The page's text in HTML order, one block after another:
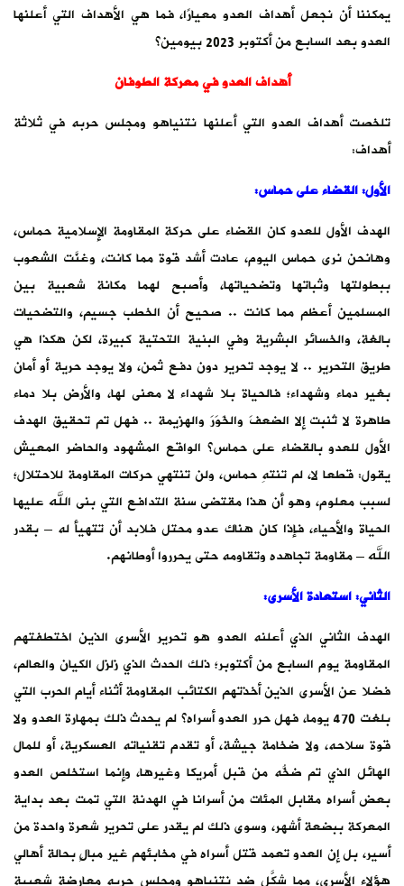
يمكننا أن نجعل أهداف العدو معيارًا، فما هي الأهداف التي أعلنها
العدو بعد السابع من أكتوبر 2023 بيومين؟
أهداف العدو في معركة الطوفان
تلخصت أهداف العدو التي أعلنها نتنياهو ومجلس حربه في ثلاثة
أهداف:
الأول: القضاء على حماس:
الهدف الأول للعدو كان القضاء على حركة المقاومة الإسلامية حماس،
وهانحن نرى حماس اليوم، عادت أشد قوة مما كانت، وغنَّت الشعوب
ببطولتها وثباتها وتضحياتها، وأصبح لهما مكانة شعبية بين
المسلمين أعظم مما كانت .. صحيح أن الخطب جسيم، والتضحيات
بالغة، والخسائر البشرية وفي البنية التحتية كبيرة، لكن هكذا هي
طريق التحرير .. لا يوجد تحرير دون دفع ثمن، ولا يوجد حرية أو أمان
بغير دماء وشهداء؛ فالحياة بلا شهداء لا معنى لها، والأرض بلا دماء
طاهرة لا تُنبت إلا الضعفَ والخَوَرَ والهزيمة .. فهل تم تحقيق الهدف
الأول للعدو بالقضاء على حماس؟ الواقع المشهود والحاضر المعيش
يقول: قطعا لا، لم تنتهِ حماس، ولن تنتهي حركات المقاومة للاحتلال؛
لسبب معلوم، وهو أن هذا مقتضى سنة التدافع التي بنى الله عليها
الحياة والأحياء، فإذا كان هناك عدو محتل فلابد أن تتهيأ له – بقدر
الله – مقاومة تجاهده وتقاومه حتى يحرروا أوطانهم.
الثاني: استعادة الأسرى:
الهدف الثاني الذي أعلنه العدو هو تحرير الأسرى الذين اختطفتهم
المقاومة يوم السابع من أكتوبر؛ ذلك الحدث الذي زلزل الكيان والعالم،
فضلا عن الأسرى الذين أخذتهم الكتائب المقاومة أثناء أيام الحرب التي
بلغت 470 يوما، فهل حرر العدو أسراه؟ لم يحدث ذلك بمهارة العدو ولا
قوة سلاحه، ولا ضخامة جيشة، أو تقدم تقنياته العسكرية، أو للمال
الهائل الذي تم ضخُّه من قبل أمريكا وغيرها، وإنما استخلص العدو
بعض أسراه مقابل المئات من أسرانا في الهدنة التي تمت بعد بداية
المعركة ببضعة أشهر، وسوى ذلك لم يقدر على تحرير شعرة واحدة من
أسير، بل إن العدو تعمد قتل أسراه في مخابئهم غير مبالٍ بحالة أهالي